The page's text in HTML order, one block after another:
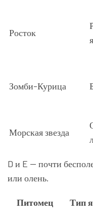
Росток
Зомби-Курица
Морская звезда
D и E — почти
или олень.
Питомец Тип